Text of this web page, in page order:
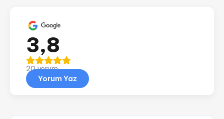
3,8
20 yorum
Yorum Yaz